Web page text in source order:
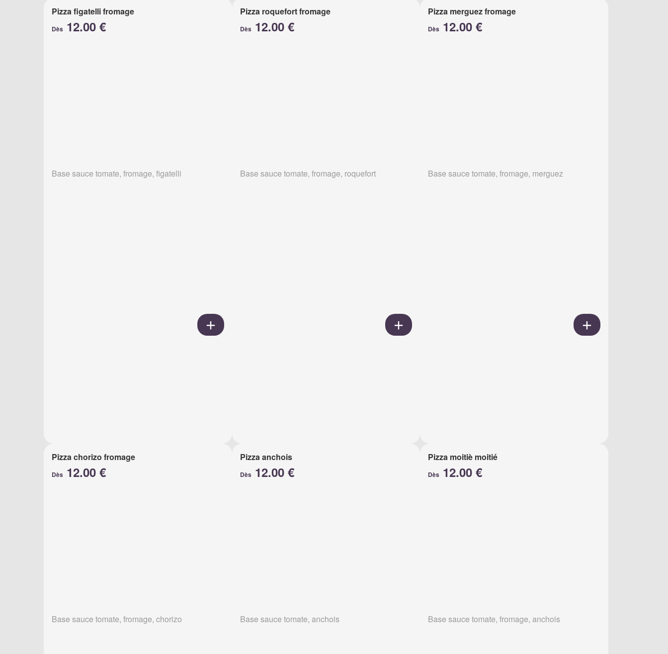
Pizza figatelli fromage
Dès 12.00 €
Base sauce tomate, fromage, figatelli
Pizza roquefort fromage
Dès12.00 €
Base sauce tomate, fromage, roquefort
Pizza merguez fromage
Dès 12.00 €
Base sauce tomate, fromage, merguez
Pizza chorizo fromage
Dès 12.00 €
Base sauce tomate, fromage, chorizo
Pizza anchois
Dès12.00 €
Base sauce tomate, anchois
Pizza moitiè moitié
Dès 12.00 €
Base sauce tomate, fromage, anchois